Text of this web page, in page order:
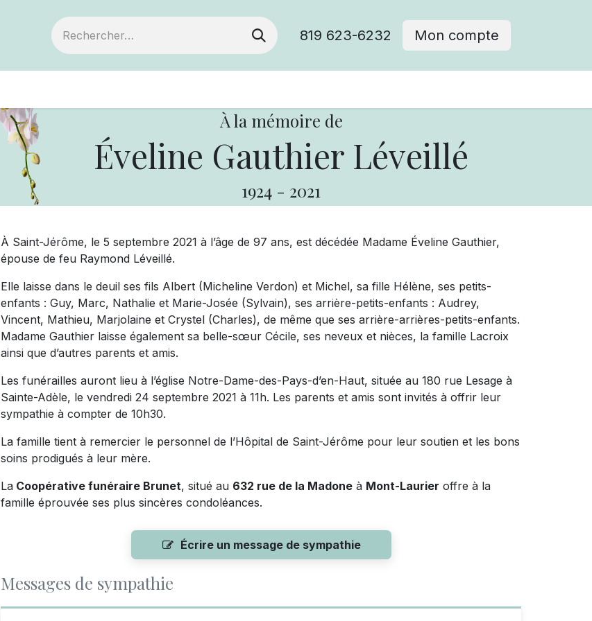
819 623-6232 Mon compte
À la mémoire de
Éveline Gauthier Léveillé
1924 - 2021
À Saint-Jérôme, le 5 septembre 2021 à l’âge de 97 ans, est décédée Madame Éveline Gauthier,
épouse de feu Raymond Léveillé.
Elle laisse dans le deuil ses fils Albert (Micheline Verdon) et Michel, sa fille Hélène, ses petits-
enfants : Guy, Marc, Nathalie et Marie-Josée (Sylvain), ses arrière-petits-enfants : Audrey,
Vincent, Mathieu, Marjolaine et Crystel (Charles), de même que ses arrière-arrières-petits-enfants.
Madame Gauthier laisse également sa belle-sœur Cécile, ses neveux et nièces, la famille Lacroix
ainsi que d’autres parents et amis.
Les funérailles auront lieu à l’église Notre-Dame-des-Pays-d’en-Haut, située au 180 rue Lesage à
Sainte-Adèle, le vendredi 24 septembre 2021 à 11h. Les parents et amis sont invités à offrir leur
sympathie à compter de 10h30.
La famille tient à remercier le personnel de l’Hôpital de Saint-Jérôme pour leur soutien et les bons
soins prodigués à leur mère.
La Coopérative funéraire Brunet, situé au 632 rue de la Madone à Mont-Laurier offre à la
famille éprouvée ses plus sincères condoléances.
Écrire un message de sympathie
Messages de sympathie